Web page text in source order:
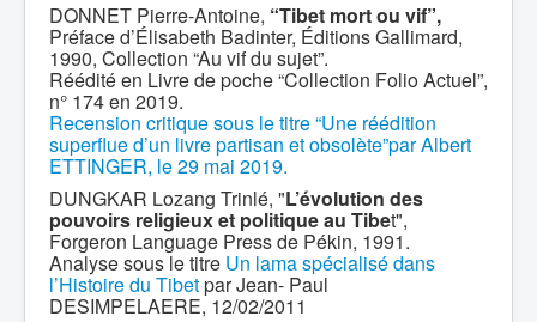
DONNET Pierre-Antoine, “Tibet mort ou vif”,
Préface d’Élisabeth Badinter, Éditions Gallimard,
1990, Collection “Au vif du sujet”.
Réédité en Livre de poche “Collection Folio Actuel”,
n° 174 en 2019.
Recension critique sous le titre “Une réédition
superflue d’un livre partisan et obsolète”par Albert
ETTINGER, le 29 mai 2019.
DUNGKAR Lozang Trinlé, "L’évolution des
pouvoirs religieux et politique au Tibet",
Forgeron Language Press de Pékin, 1991.
Analyse sous le titre Un lama spécialisé dans
l’Histoire du Tibetpar Jean- Paul
DESIMPELAERE, 12/02/2011